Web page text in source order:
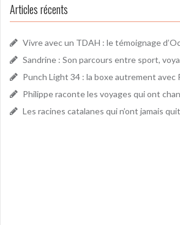
Articles récents
Vivre avec un TDAH : le témoignage
Sandrine : Son parcours entre sport,
Punch Light 34 : la boxe autrement avec
Philippe raconte les voyages qui ont
Les racines catalanes qui n’ont jamais